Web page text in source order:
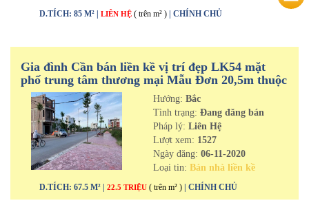
D.TÍCH: 85 M² | LIÊN HỆ ( trên m² ) | CHÍNH CHỦ
Gia đình Cần bán liền kề vị trí đẹp LK54 mặt
phố trung tâm thương mại Mẫu Đơn 20,5m thuộc
quần thể KĐT Tân Phú Hưng - TPHD
Hướng: Bắc
Tình trạng: Đang đăng bán
Pháp lý: Liên Hệ
Lượt xem: 1527
Ngày đăng: 06-11-2020
Loại tin: Bán nhà liền kề
D.TÍCH: 67.5 M² | 22.5 TRIỆU ( trên m² ) | CHÍNH CHỦ